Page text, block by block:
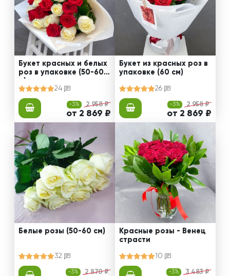
Букет красных и белых
роз в упаковке (50-60 с
24
-3% 2 958 ₽
от 2 869 ₽
Букет из красных роз в
упаковке (60 см)
26
-3% 2 958 ₽
от 2 869 ₽
Белые розы (50-60 см)
32
-3% 2 870 ₽
Красные розы - Венец
страсти
10
-3% 3 483 ₽